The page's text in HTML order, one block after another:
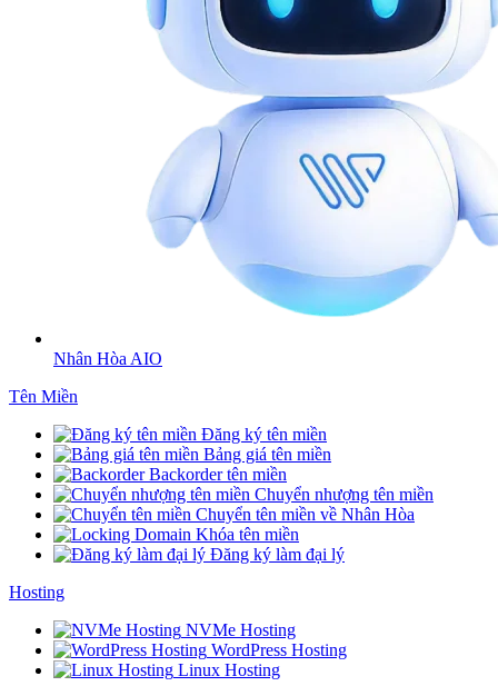
Nhân Hòa AIO
Tên Miền
Đăng ký tên miền
Bảng giá tên miền
Backorder tên miền
Chuyển nhượng tên miền
Chuyển tên miền về Nhân Hòa
Khóa tên miền
Đăng ký làm đại lý
Hosting
NVMe Hosting
WordPress Hosting
Linux Hosting